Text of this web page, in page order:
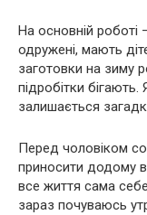
На основній роботі
одружені, мають
заготовки на зиму
підробітки
залишається
Перед чоловіком
приносити додому
все життя сама
зараз почуваюсь